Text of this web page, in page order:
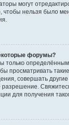
могут
чтобы нельзя было
форумы?
только
просматривать
совершать
разрешение.
для получения